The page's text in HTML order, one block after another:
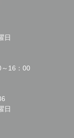
日
16：00
日